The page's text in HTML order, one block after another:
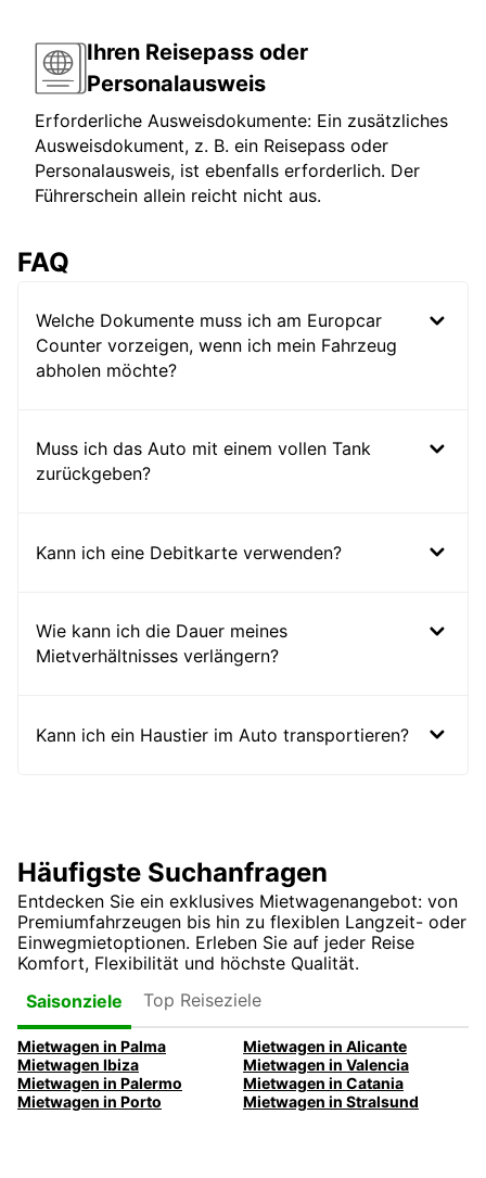
Ihren Reisepass oder
Personalausweis
Erforderliche Ausweisdokumente: Ein zusätzliches
Ausweisdokument, z. B. ein Reisepass oder
Personalausweis, ist ebenfalls erforderlich. Der
Führerschein allein reicht nicht aus.
FAQ
Welche Dokumente muss ich am Europcar
Counter vorzeigen, wenn ich mein Fahrzeug
abholen möchte?
Muss ich das Auto mit einem vollen Tank
zurückgeben?
Kann ich eine Debitkarte verwenden?
Wie kann ich die Dauer meines
Mietverhältnisses verlängern?
Kann ich ein Haustier im Auto transportieren?
Häufigste Suchanfragen
Entdecken Sie ein exklusives Mietwagenangebot: von
Premiumfahrzeugen bis hin zu flexiblen Langzeit- oder
Einwegmietoptionen. Erleben Sie auf jeder Reise
Komfort, Flexibilität und höchste Qualität.
Saisonziele
Top Reiseziele
Mietwagen in Palma
Mietwagen in Alicante
Mietwagen Ibiza
Mietwagen in Valencia
Mietwagen in Palermo
Mietwagen in Catania
Mietwagen in Porto
Mietwagen in Stralsund